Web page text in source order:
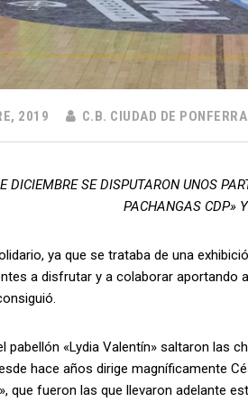
2019 C.B. CIUDAD DE
DICIEMBRE SE DISPUTARON UNOS
PACHANGAS CDP»
ya que se trataba de una
a disfrutar y a colaborar aportando
pabellón «Lydia Valentín» saltaron las
hace años dirige magníficamente
que fueron las que llevaron adelante